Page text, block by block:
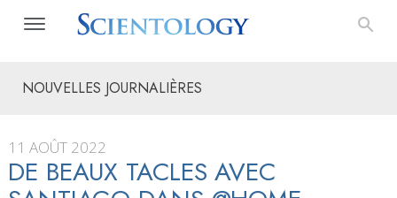
NOUVELLES JOURNALIÈRES
11 AOÛT 2022
DE BEAUX TACLES AVEC